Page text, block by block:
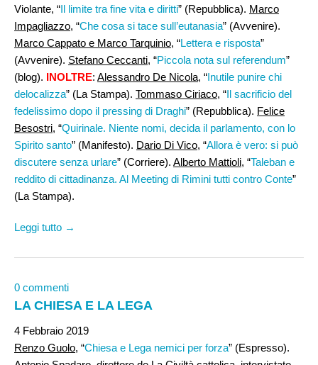
Violante, “Il limite tra fine vita e diritti” (Repubblica). Marco
Impagliazzo, “Che cosa si tace sull’eutanasia” (Avvenire).
Marco Cappato e Marco Tarquinio, “Lettera e risposta”
(Avvenire). Stefano Ceccanti, “Piccola nota sul referendum”
(blog). INOLTRE: Alessandro De Nicola, “Inutile punire chi
delocalizza” (La Stampa). Tommaso Ciriaco, “Il sacrificio del
fedelissimo dopo il pressing di Draghi” (Repubblica). Felice
Besostri, “Quirinale. Niente nomi, decida il parlamento, con lo
Spirito santo” (Manifesto). Dario Di Vico, “Allora è vero: si può
discutere senza urlare” (Corriere). Alberto Mattioli, “Taleban e
reddito di cittadinanza. Al Meeting di Rimini tutti contro Conte”
(La Stampa).
Leggi tutto →
0 commenti
LA CHIESA E LA LEGA
4 Febbraio 2019
Renzo Guolo, “Chiesa e Lega nemici per forza” (Espresso).